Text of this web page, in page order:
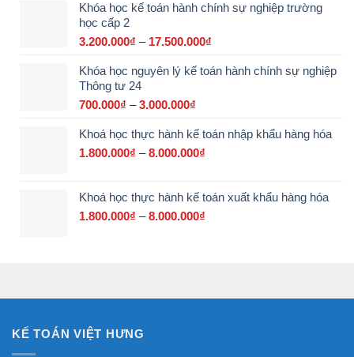
từ
Khóa học kế toán hành chính sự nghiệp trường
học cấp 2
3.200.000₫ – 17.500.000₫
từ
Khóa học nguyên lý kế toán hành chính sự nghiệp
Thông tư 24
700.000₫ – 3.000.000₫
từ
700.000₫
Khoá học thực hành kế toán nhập khẩu hàng hóa
1.800.000₫ – 8.000.000₫
1.800.000₫
Khoá học thực hành kế toán xuất khẩu hàng hóa
1.800.000₫ – 8.000.000₫
KẾ TOÁN VIỆT HƯNG